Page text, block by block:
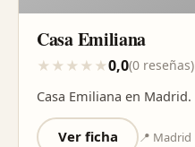
Casa Emiliana
★ ★ ★ ★ ★0,0(0 reseñas)
Casa Emiliana en Madrid.
Ver ficha 📍 Madrid